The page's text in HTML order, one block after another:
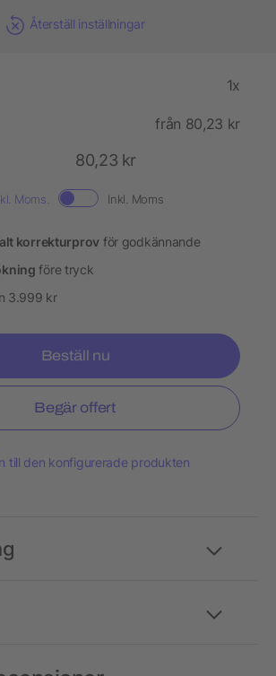
Återställ inställningar
1x
från 80,23 kr
80,23 kr
Moms. Inkl. Moms
korrekturprov för godkännande
före tryck
3.999 kr
Beställ nu
Begär offert
till den konfigurerade produkten